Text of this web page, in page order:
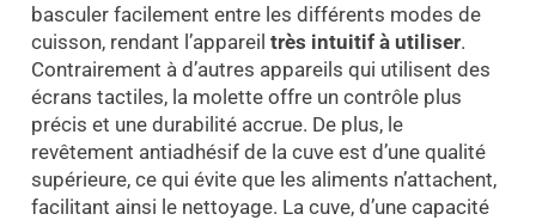
basculer facilement entre les différents modes de
cuisson, rendant l’appareil très intuitif à utiliser.
Contrairement à d’autres appareils qui utilisent des
écrans tactiles, la molette offre un contrôle plus
précis et une durabilité accrue. De plus, le
revêtement antiadhésif de la cuve est d’une qualité
supérieure, ce qui évite que les aliments n’attachent,
facilitant ainsi le nettoyage. La cuve, d’une capacité